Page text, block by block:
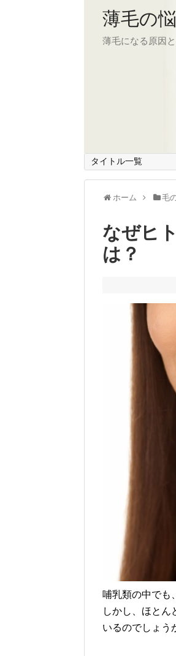
薄毛の
薄毛になる原因
タイトル一覧
ホーム 毛
なぜヒ
は？
哺乳類の中でも
しかし、ほとん
いるのでしょう